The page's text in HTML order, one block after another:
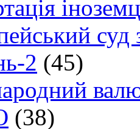
2 (45)
(38)